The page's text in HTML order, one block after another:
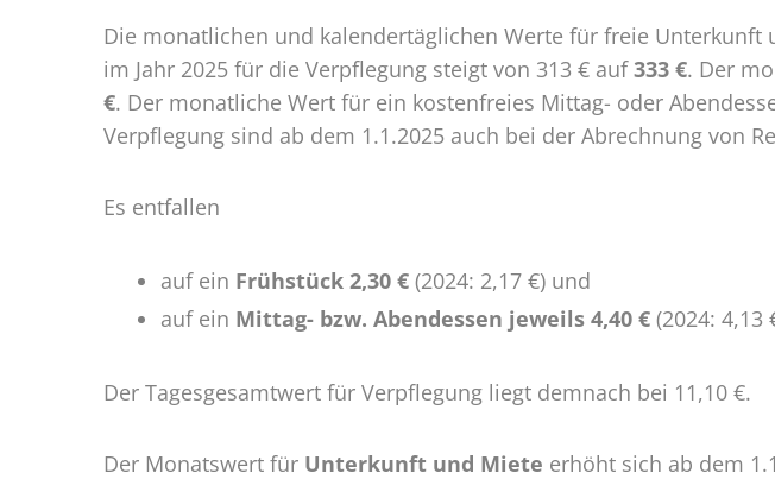
Die monatlichen und kalendertäglichen Werte für freie
im Jahr 2025 für die Verpflegung steigt von 313 € auf333 €. Der
€. Der monatliche Wert für ein kostenfreies Mittag- oder
Verpflegung sind ab dem 1.1.2025 auch bei der Abrechnung von
Es entfallen
auf ein Frühstück 2,30 € (2024: 2,17 €) und
auf ein Mittag- bzw. Abendessen jeweils 4,40 € (2024: 4,13
Der Tagesgesamtwert für Verpflegung liegt demnach bei 11,10 €.
Der Monatswert für Unterkunft und Miete erhöht sich ab dem